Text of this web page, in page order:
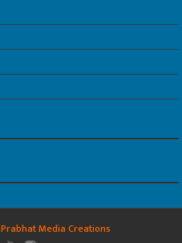
Prabhat Media Creations